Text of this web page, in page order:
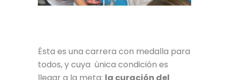
Ésta es una carrera con medalla para
todos, y cuya única condición es